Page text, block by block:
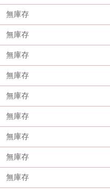
無庫存
無庫存
無庫存
無庫存
無庫存
無庫存
無庫存
無庫存
無庫存